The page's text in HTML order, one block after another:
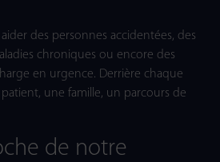
des personnes accidentées, des
chroniques ou encore des
en urgence. Derrière chaque
une famille, un parcours de
de notre